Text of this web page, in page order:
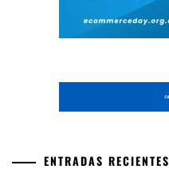
ENTRADAS RECIENTES